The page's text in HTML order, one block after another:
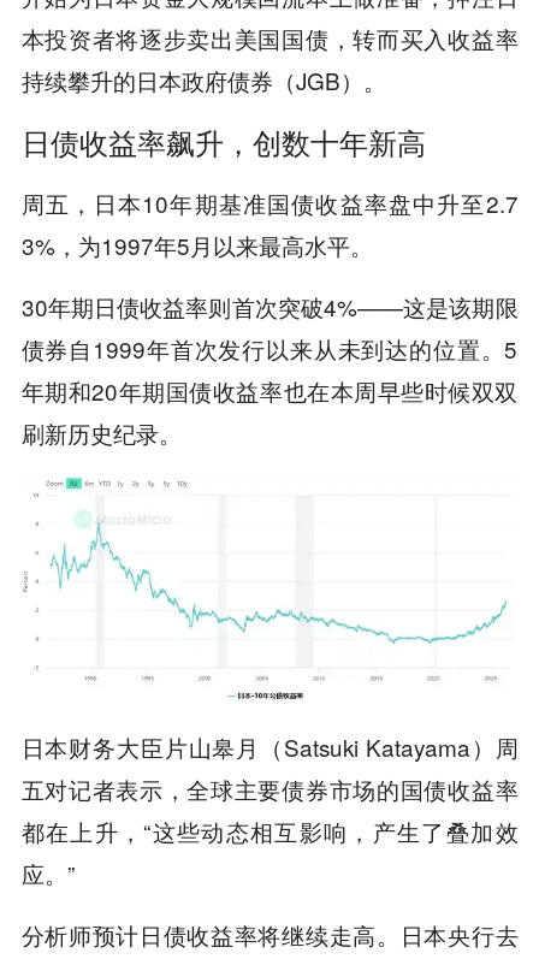
本投资者将逐步卖出美国国债，转而买入收益率
持续攀升的日本政府债券（JGB）。
日债收益率飙升，创数十年新高
周五，日本10年期基准国债收益率盘中升至2.7
3%，为1997年5月以来最高水平。
30年期日债收益率则首次突破4%——这是该期限
债券自1999年首次发行以来从未到达的位置。5
年期和20年期国债收益率也在本周早些时候双双
刷新历史纪录。
日本财务大臣片山皋月（Satsuki Katayama）周
五对记者表示，全球主要债券市场的国债收益率
都在上升，“这些动态相互影响，产生了叠加效
应。”
分析师预计日债收益率将继续走高。日本央行去